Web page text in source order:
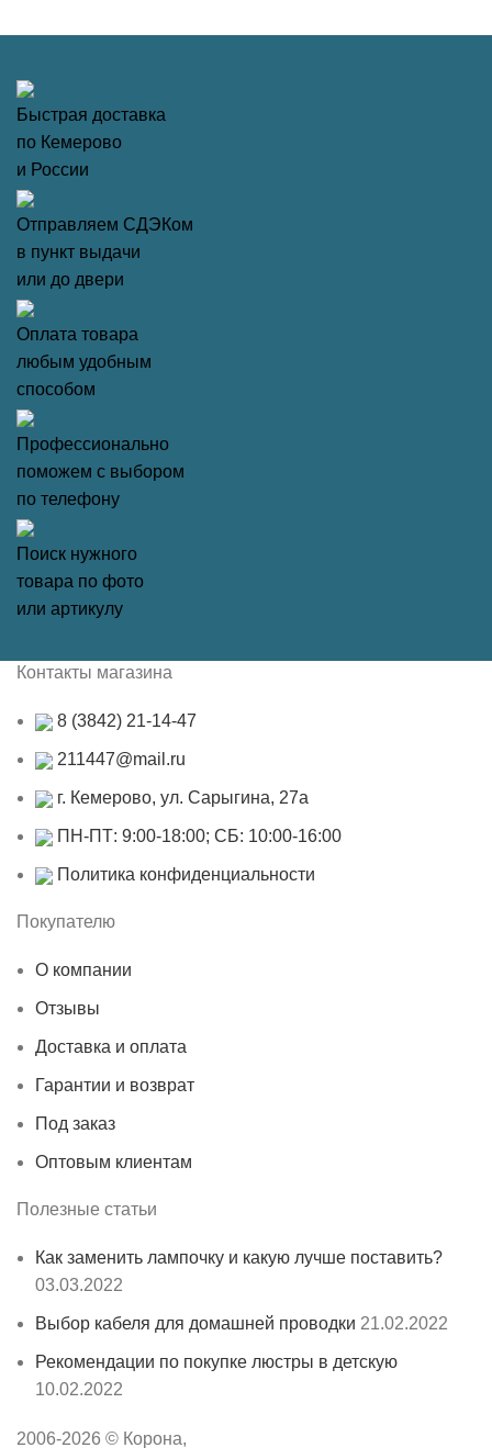
Быстрая доставка
по Кемерово
и России
Отправляем СДЭКом
в пункт выдачи
или до двери
Оплата товара
любым удобным
способом
Профессионально
поможем с выбором
по телефону
Поиск нужного
товара по фото
или артикулу
Контакты магазина
8 (3842) 21-14-47
211447@mail.ru
г. Кемерово, ул. Сарыгина, 27а
ПН-ПТ: 9:00-18:00; СБ: 10:00-16:00
Политика конфиденциальности
Покупателю
О компании
Отзывы
Доставка и оплата
Гарантии и возврат
Под заказ
Оптовым клиентам
Полезные статьи
Как заменить лампочку и какую лучше поставить?
03.03.2022
Выбор кабеля для домашней проводки 21.02.2022
Рекомендации по покупке люстры в детскую
10.02.2022
2006-2026 © Корона,